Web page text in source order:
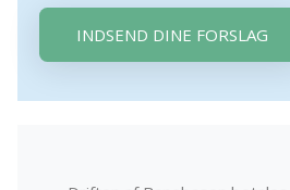
INDSEND DINE FORSLAG